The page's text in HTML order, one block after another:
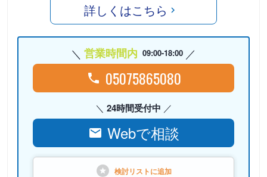
詳しくはこちら
営業時間内 09:00-18:00
05075865080
24時間受付中
Webで相談
検討リストに追加